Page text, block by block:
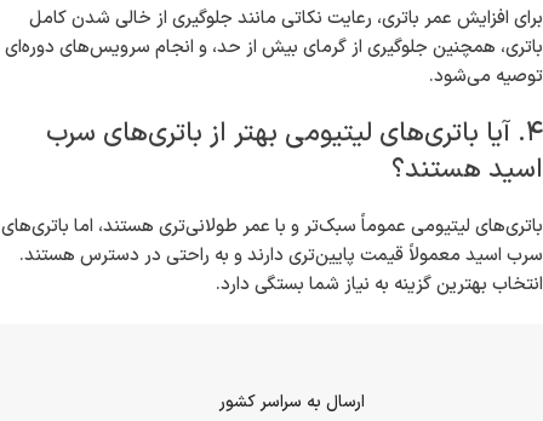
۱. باتری عمده ماشین در بنجار چگونه کار می‌کند؟
باتری عمده ماشین در بنجار به عنوان منبع نیروی الکتریکی خودروها عمل
موتور و سایر قسمت‌های الکتریکی خودرو کمک می‌کنند.
۲. چه نوع باتری‌هایی برای خودروها مناسب
هستند؟
باتری‌های مختلفی برای خودروها مناسب هستند شامل باتری‌های سرب